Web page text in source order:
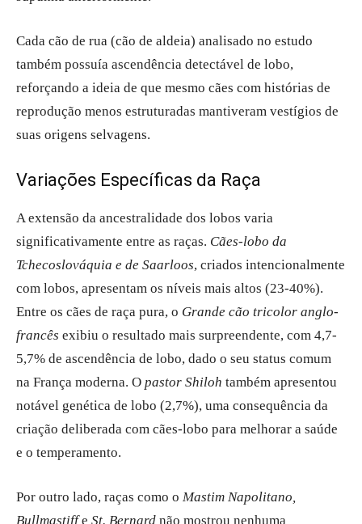
Cada cão de rua (cão de aldeia) analisado no estudo
também possuía ascendência detectável de lobo,
reforçando a ideia de que mesmo cães com histórias de
reprodução menos estruturadas mantiveram vestígios de
suas origens selvagens.
Variações Específicas da Raça
A extensão da ancestralidade dos lobos varia
significativamente entre as raças. Cães-lobo da
Tchecoslováquia e de Saarloos, criados intencionalmente
com lobos, apresentam os níveis mais altos (23-40%).
Entre os cães de raça pura, o Grande cão tricolor anglo-
francês exibiu o resultado mais surpreendente, com 4,7-
5,7% de ascendência de lobo, dado o seu status comum
na França moderna. O pastor Shiloh também apresentou
notável genética de lobo (2,7%), uma consequência da
criação deliberada com cães-lobo para melhorar a saúde
e o temperamento.
Por outro lado, raças como o Mastim Napolitano,
Bullmastiffe St. Bernard não mostrou nenhuma